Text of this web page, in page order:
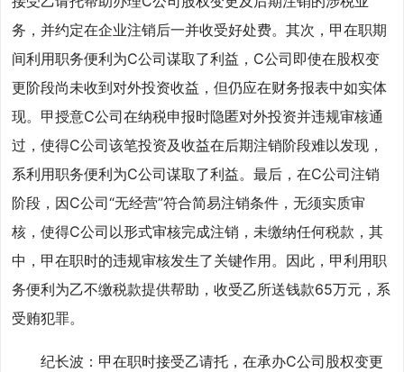
务，并约定在企业注销后一并收受好处费。其次，甲在职期
间利用职务便利为C公司谋取了利益，C公司即使在股权变
更阶段尚未收到对外投资收益，但仍应在财务报表中如实体
现。甲授意C公司在纳税申报时隐匿对外投资并违规审核通
过，使得C公司该笔投资及收益在后期注销阶段难以发现，
系利用职务便利为C公司谋取了利益。最后，在C公司注销
阶段，因C公司“无经营”符合简易注销条件，无须实质审
核，使得C公司以形式审核完成注销，未缴纳任何税款，其
中，甲在职时的违规审核发生了关键作用。因此，甲利用职
务便利为乙不缴税款提供帮助，收受乙所送钱款65万元，系
受贿犯罪。
纪长波：甲在职时接受乙请托，在承办C公司股权变更